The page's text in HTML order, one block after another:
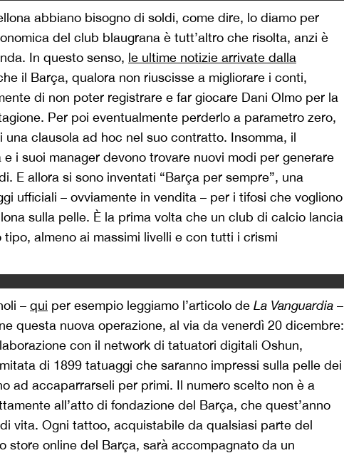
abbiano bisogno di soldi, come dire, lo diamo per
del club blaugrana è tutt’altro che risolta, anzi è
In questo senso, le ultime notizie arrivate dalla
il Barça, qualora non riuscisse a migliorare i conti,
di non poter registrare e far giocare Dani Olmo per la
Per poi eventualmente perderlo a parametro zero,
una clausola ad hoc nel suo contratto. Insomma, il
i suoi manager devono trovare nuovi modi per generare
E allora si sono inventati “Barça per sempre”, una
ufficiali – ovviamente in vendita – per i tifosi che vogliono
sulla pelle. È la prima volta che un club di calcio lancia
almeno ai massimi livelli e con tutti i crismi
– qui per esempio leggiamo l’articolo de La Vanguardia –
questa nuova operazione, al via da venerdì 20 dicembre:
con il network di tatuatori digitali Oshun,
di 1899 tatuaggi che saranno impressi sulla pelle dei
ad accaparrarseli per primi. Il numero scelto non è a
all’atto di fondazione del Barça, che quest’anno
vita. Ogni tattoo, acquistabile da qualsiasi parte del
store online del Barça, sarà accompagnato da un